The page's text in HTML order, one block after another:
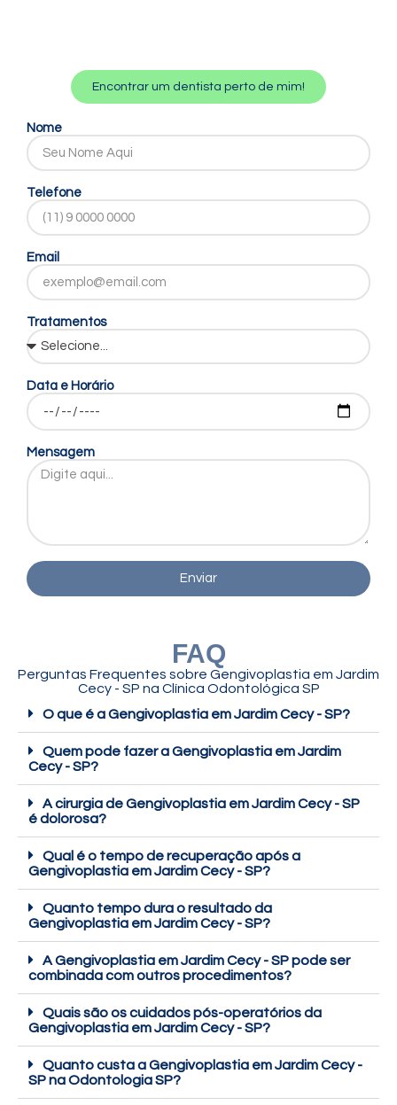
Encontrar um dentista perto de mim!
Nome
Telefone
Email
Tratamentos
Data e Horário
Mensagem
Enviar
FAQ
Perguntas Frequentes sobre Gengivoplastia em Jardim
Cecy - SP na Clínica Odontológica SP
O que é a Gengivoplastia em Jardim Cecy - SP?
Quem pode fazer a Gengivoplastia em Jardim
Cecy - SP?
A cirurgia de Gengivoplastia em Jardim Cecy - SP
é dolorosa?
Qual é o tempo de recuperação após a
Gengivoplastia em Jardim Cecy - SP?
Quanto tempo dura o resultado da
Gengivoplastia em Jardim Cecy - SP?
A Gengivoplastia em Jardim Cecy - SP pode ser
combinada com outros procedimentos?
Quais são os cuidados pós-operatórios da
Gengivoplastia em Jardim Cecy - SP?
Quanto custa a Gengivoplastia em Jardim Cecy -
SP na Odontologia SP?